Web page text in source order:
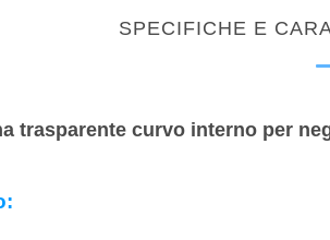
SPECIFICHE E
trasparente curvo interno per